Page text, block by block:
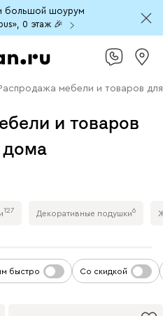
большой шоурум
0 этаж 🎉
мебели и товаров
и товаров
дома
127 Декоративные подушки6
быстро Со скидкой